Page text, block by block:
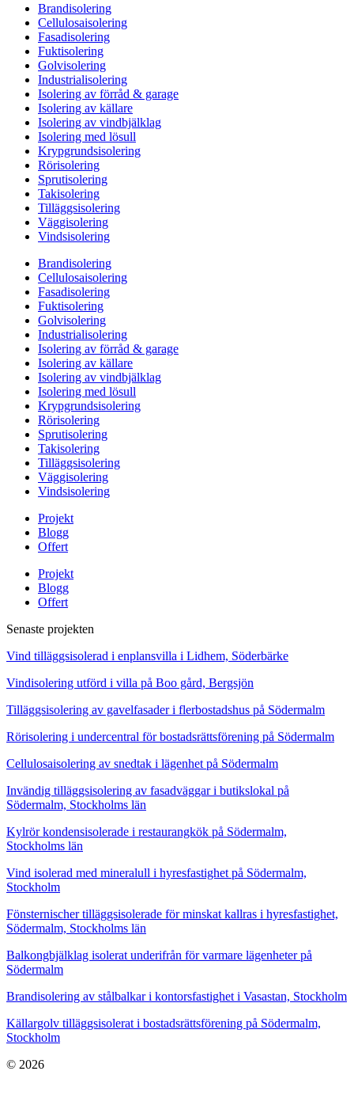
Brandisolering
Cellulosaisolering
Fasadisolering
Fuktisolering
Golvisolering
Industrialisolering
Isolering av förråd & garage
Isolering av källare
Isolering av vindbjälklag
Isolering med lösull
Krypgrundsisolering
Rörisolering
Sprutisolering
Takisolering
Tilläggsisolering
Väggisolering
Vindsisolering
Brandisolering
Cellulosaisolering
Fasadisolering
Fuktisolering
Golvisolering
Industrialisolering
Isolering av förråd & garage
Isolering av källare
Isolering av vindbjälklag
Isolering med lösull
Krypgrundsisolering
Rörisolering
Sprutisolering
Takisolering
Tilläggsisolering
Väggisolering
Vindsisolering
Projekt
Blogg
Offert
Projekt
Blogg
Offert
Senaste projekten
Vind tilläggsisolerad i enplansvilla i Lidhem, Söderbärke
Vindisolering utförd i villa på Boo gård, Bergsjön
Tilläggsisolering av gavelfasader i flerbostadshus på Södermalm
Rörisolering i undercentral för bostadsrättsförening på Södermalm
Cellulosaisolering av snedtak i lägenhet på Södermalm
Invändig tilläggsisolering av fasadväggar i butikslokal på
Södermalm, Stockholms län
Kylrör kondensisolerade i restaurangkök på Södermalm,
Stockholms län
Vind isolerad med mineralull i hyresfastighet på Södermalm,
Stockholm
Fönsternischer tilläggsisolerade för minskat kallras i hyresfastighet,
Södermalm, Stockholms län
Balkongbjälklag isolerat underifrån för varmare lägenheter på
Södermalm
Brandisolering av stålbalkar i kontorsfastighet i Vasastan, Stockholm
Källargolv tilläggsisolerat i bostadsrättsförening på Södermalm,
Stockholm
© 2026